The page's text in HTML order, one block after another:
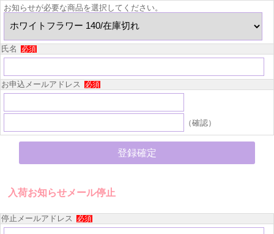
お知らせが必要な商品を選択してください。
氏名 必須
お申込メールアドレス 必須
（確認）
入荷お知らせメール停止
停止メールアドレス 必須